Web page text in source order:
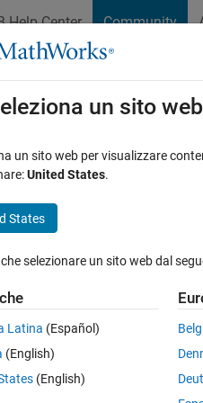
Help Center Community
File Exchange Cody
Risposta Naviga
by
21 Giu 2019
>
un sito web
un sito web per visualizzare
United States.
States
selezionare un sito web dal
Latina (Español)
(English)
(English)